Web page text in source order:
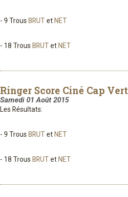
- 9 Trous BRUTetNET
- 18 Trous BRUTetNET
Ringer Score Ciné Cap Vert
Samedi 01 Août 2015
Les Résultats:
- 9 Trous BRUTetNET
- 18 Trous BRUTetNET